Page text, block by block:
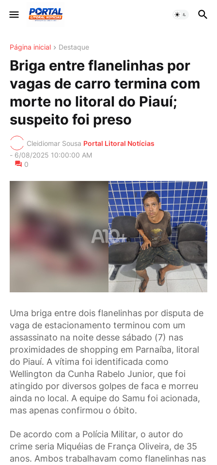
Página inicial Destaque
Briga entre flanelinhas por
vagas de carro termina com
morte no litoral do Piauí;
suspeito foi preso
Cleidiomar Sousa Portal Litoral Notícias
- 6/08/2025 10:00:00 AM
0
Uma briga entre dois flanelinhas por disputa de
vaga de estacionamento terminou com um
assassinato na noite desse sábado (7) nas
proximidades de shopping em Parnaíba, litoral
do Piauí. A vítima foi identificada como
Wellington da Cunha Rabelo Junior, que foi
atingido por diversos golpes de faca e morreu
ainda no local. A equipe do Samu foi acionada,
mas apenas confirmou o óbito.
De acordo com a Polícia Militar, o autor do
crime seria Miquéias de França Oliveira, de 35
anos. Ambos trabalhavam como flanelinhas nas